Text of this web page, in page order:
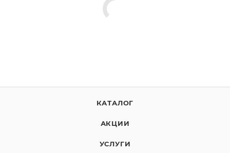
КАТАЛОГ
АКЦИИ
УСЛУГИ